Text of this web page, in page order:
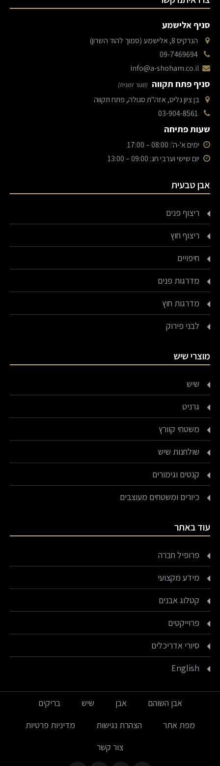
סניף אלישמע
הנרקיס 8, אלישמע (סמוך להוד השרון)
info@a-shoham.co.il
סניף פתח תקווה (סגור זמנית)
בן ציון גליס, אזה"ת סגולה, פתח תקווה
שעות פתיחה
ימים א'-ה': 08:00 – 17:00
יום שישי וערבי חג: 09:00 – 13:00
אבן טבעית
ריצוף פנים
ריצוף חוץ
חיפויים
מדרגות פנים
מדרגות חוץ
לבני פירוק
מוצרי שיש
שיש
גרניט
משטחי קוורץ
שולחנות שיש
קנטים וגימורים
כיורים ומשטחים מעוצבים
עוד באתר
פרופיל חברה
מידע מקצועי
קטלוג אבנים
פרוייקטים
סיורי אדריכלים
English
אבן השוהם אבן שיש
בריקים
מפת אתר
הצהרת נגישות
מדיניות פרטיות
צור קשר